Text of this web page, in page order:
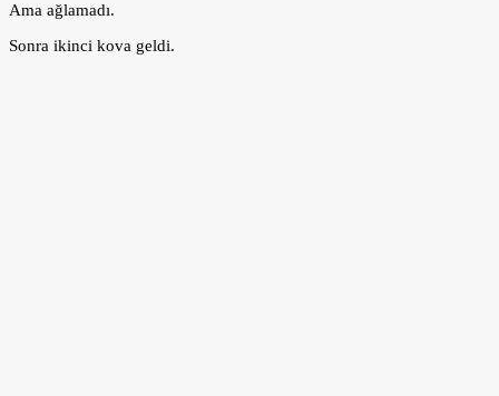
Ama ağlamadı.
Sonra ikinci kova geldi.